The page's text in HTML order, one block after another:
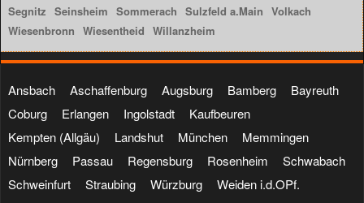
Segnitz Seinsheim Sommerach Sulzfeld a.Main Volkach
Wiesenbronn Wiesentheid Willanzheim
Ansbach Aschaffenburg Augsburg Bamberg
Bayreuth
Coburg
Erlangen Ingolstadt
Kaufbeuren
Kempten (Allgäu)
Landshut München
Memmingen
Nürnberg
Passau Regensburg Rosenheim
Schwabach
Schweinfurt
Straubing Würzburg
Weiden i.d.OPf.